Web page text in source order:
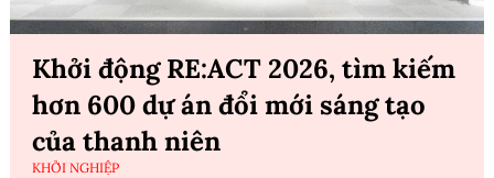
Khởi động RE:ACT 2026, tìm kiếm
hơn 600 dự án đổi mới sáng tạo
của thanh niên
KHỞI NGHIỆP